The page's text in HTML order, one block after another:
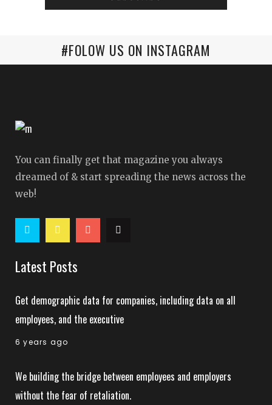
#FOLOW US ON INSTAGRAM
You can finally get that magazine you always
dreamed of & start spreading the news across the
web!
Latest Posts
Get demographic data for companies, including data on all
employees, and the executive
6 years ago
We building the bridge between employees and employers
without the fear of retaliation.